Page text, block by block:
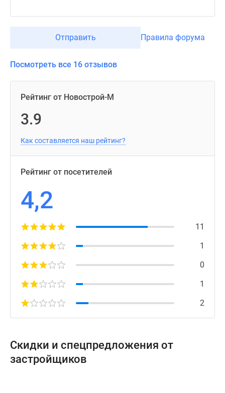
Отправить Правила форума
Посмотреть все 16 отзывов
Рейтинг от Новострой-М
3.9
Как составляется наш рейтинг?
Рейтинг от посетителей
4,2
11
1
0
1
2
Скидки и спецпредложения от
застройщиков